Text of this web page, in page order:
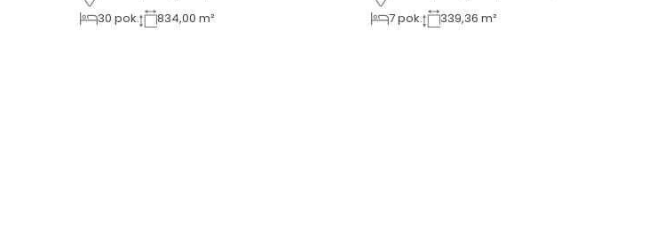
30 pok. 834,00 m²
7pok. 339,36 m²